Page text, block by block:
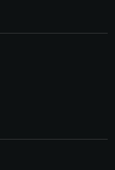
funzionamento